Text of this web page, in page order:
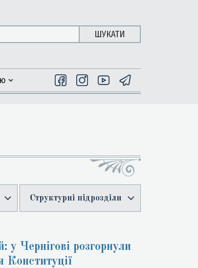
ШУКАТИ
Структурні підрозділи
у Чернігові розгорнули